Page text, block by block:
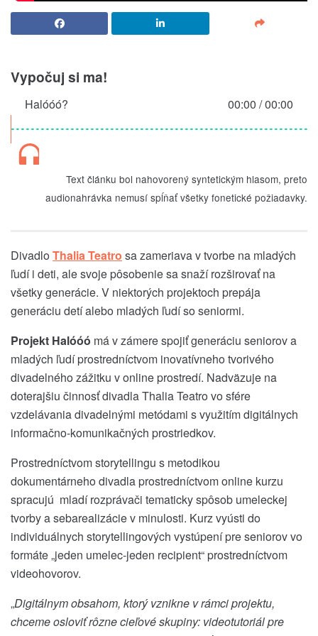
Vypočuj si ma!
Halóóó? 00:00 /00:00
Text článku bol nahovorený syntetickým hlasom, preto
audionahrávka nemusí spĺňať všetky fonetické požiadavky.
Divadlo Thalia Teatro sa zameriava v tvorbe na mladých
ľudí i deti, ale svoje pôsobenie sa snaží rozširovať na
všetky generácie. V niektorých projektoch prepája
generáciu detí alebo mladých ľudí so seniormi.
Projekt Halóóó má v zámere spojiť generáciu seniorov a
mladých ľudí prostredníctvom inovatívneho tvorivého
divadelného zážitku v online prostredí. Nadväzuje na
doterajšiu činnosť divadla Thalia Teatro vo sfére
vzdelávania divadelnými metódami s využitím digitálnych
informačno-komunikačných prostriedkov.
Prostredníctvom storytellingu s metodikou
dokumentárneho divadla prostredníctvom online kurzu
spracujú mladí rozprávači tematicky spôsob umeleckej
tvorby a sebarealizácie v minulosti. Kurz vyústi do
individuálnych storytellingových vystúpení pre seniorov vo
formáte „jeden umelec-jeden recipient“ prostredníctvom
videohovorov.
„Digitálnym obsahom, ktorý vznikne v rámci projektu,
chceme osloviť rôzne cieľové skupiny: videotutoriál pre